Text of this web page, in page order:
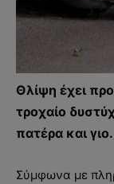
Θλίψη έχει
τροχαίο
πατέρα και γιο.
Σύμφωνα με